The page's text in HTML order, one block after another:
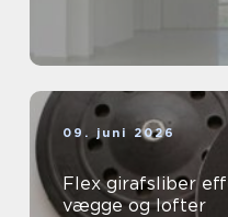
09. juni 2026
Flex girafsliber effektiv slibning af
vægge og lofter